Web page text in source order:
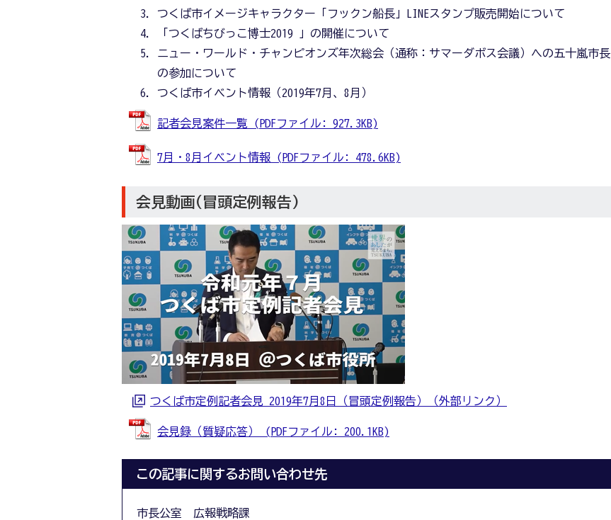
つくば市イメージキャラクター「フックン船長」LINEスタンプ販売開始について
「つくばちびっこ博士2019 」の開催について
ニュー・ワールド・チャンピオンズ年次総会（通称：サマーダボス会議）への五十嵐市長
の参加について
つくば市イベント情報（2019年7月、8月）
記者会見案件一覧 (PDFファイル: 927.3KB)
7月・8月イベント情報 (PDFファイル: 478.6KB)
会見動画(冒頭定例報告)
つくば市定例記者会見 2019年7月8日（冒頭定例報告）（外部リンク）
会見録（質疑応答） (PDFファイル: 200.1KB)
この記事に関するお問い合わせ先
市長公室 広報戦略課